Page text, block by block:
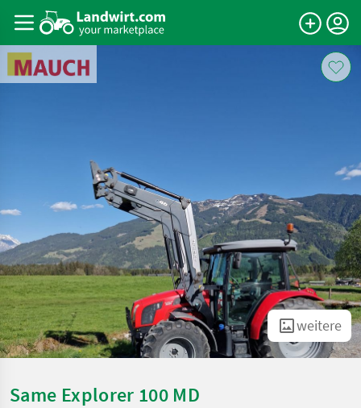
weitere
Same Explorer 100 MD